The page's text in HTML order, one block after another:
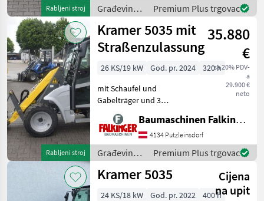
Liebherr
Volvo
Schäffer
Prikaži
sve
(49)
MODEL
Rabljeni stroj
Zustand!! BAUMASCHINEN
FALKI
Građevinski
strojevi /
Kramer
Premium Plus trgovac
Rabljeni stroj
Kramer 5035 mit
Straßenzulassung
35.880
€
sa 20% PDV-
a
29.900 €
neto
26 KS/19 kW God. pr. 2024
320 h
mit Schaufel und
Gabelträger und 3
hydraulischen Steuerkreis!!
Betriebsgewicht: 1800kg
Reifen 80% Der Kramer
5035 ist in einem guten
Zustand!! BAUMASCHINEN
FALKI
Baumaschinen Falkinger
4134 Putzleinsdorf
Građevinski
strojevi /
Kramer
Premium Plus trgovac
Kramer 5035
Cijena
na upit
24 KS/18 kW God. pr. 2022 400 h